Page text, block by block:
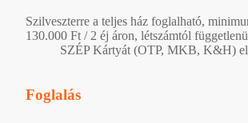
Szilveszterre a teljes ház foglalható,
130.000 Ft / 2 éj áron, létszámtól
SZÉP Kártyát (OTP, MKB, K&H)
Foglalás